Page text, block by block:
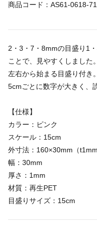
商品コード： AS61-0618-71
2・3・7・8mmの目盛り1
ことで、見やすくしました。
左右から始まる目盛り付き。
5cmごとに数字が大きく、
【仕様】
カラー：ピンク
スケール：15cm
外寸法：160×30mm（t1mm
幅：30mm
厚さ：1mm
材質：再生PET
目盛りサイズ：15cm